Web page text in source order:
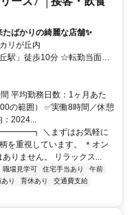
ばかりの綺麗な店舗✨
リが丘内
駅」徒歩10分 ☆転勤当面な
可能性あり）
平均勤務日数：1ヶ月あた
の範囲） ✅実働8時間／休憩
：2024...
＼まずはお気軽に
を重視しています。 ＊オン
りません。 リラックス...
職場見学可 住宅手当あり
午前
り 育休あり
交通費支給